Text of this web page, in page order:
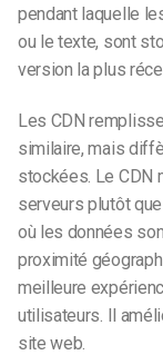
pendant laquelle
ou le texte, sont
version la plus
Les CDN
similaire, mais
stockées. Le CDN
serveurs plutôt
où les données
proximité
meilleure
utilisateurs. Il
site web.